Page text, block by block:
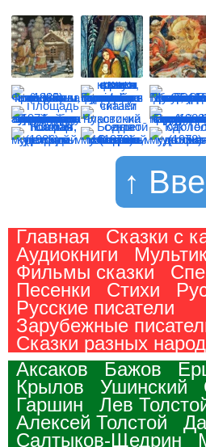
↑
Главная
Сказки с
Аудиокниги
Фильмы сказки
Песенки
Стихи
Русские писатели
Зарубежные
Сказки разных
Аксаков
Бажов
Крылов
Ушинский
Гаршин
Лев
Алексей Толстой
Салтыков-Щедрин